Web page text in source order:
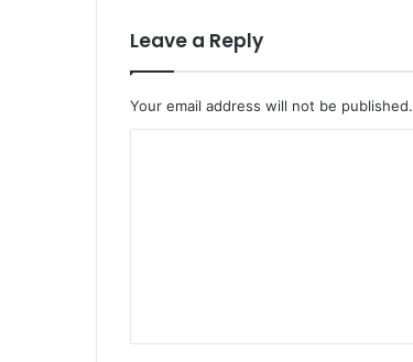
Leave a Reply
Your email address will not be published.